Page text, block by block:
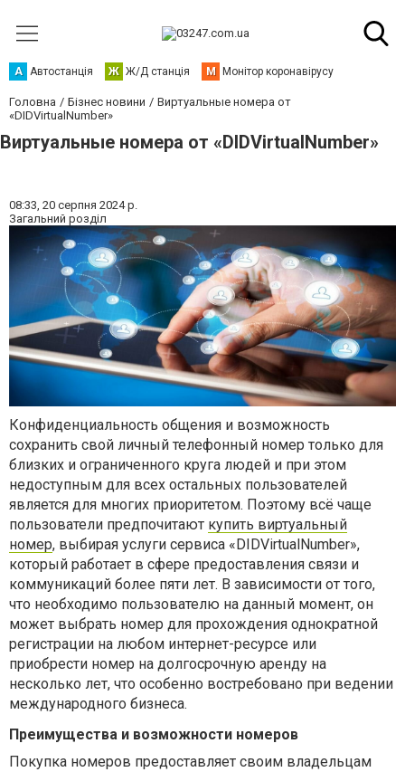
А Автостанція Ж Ж/Д станція М Монітор коронавірусу
Головна Бізнес новини
Виртуальные номера от
«DIDVirtualNumber»
Виртуальные номера от «DIDVirtualNumber»
08:33, 20 серпня 2024 р.
Загальний розділ
Конфиденциальность общения и возможность
сохранить свой личный телефонный номер только для
близких и ограниченного круга людей и при этом
недоступным для всех остальных пользователей
является для многих приоритетом. Поэтому всё чаще
пользователи предпочитают купить виртуальный
номер, выбирая услуги сервиса «DIDVirtualNumber»,
который работает в сфере предоставления связи и
коммуникаций более пяти лет. В зависимости от того,
что необходимо пользователю на данный момент, он
может выбрать номер для прохождения однократной
регистрации на любом интернет-ресурсе или
приобрести номер на долгосрочную аренду на
несколько лет, что особенно востребовано при ведении
международного бизнеса.
Преимущества и возможности номеров
Покупка номеров предоставляет своим владельцам